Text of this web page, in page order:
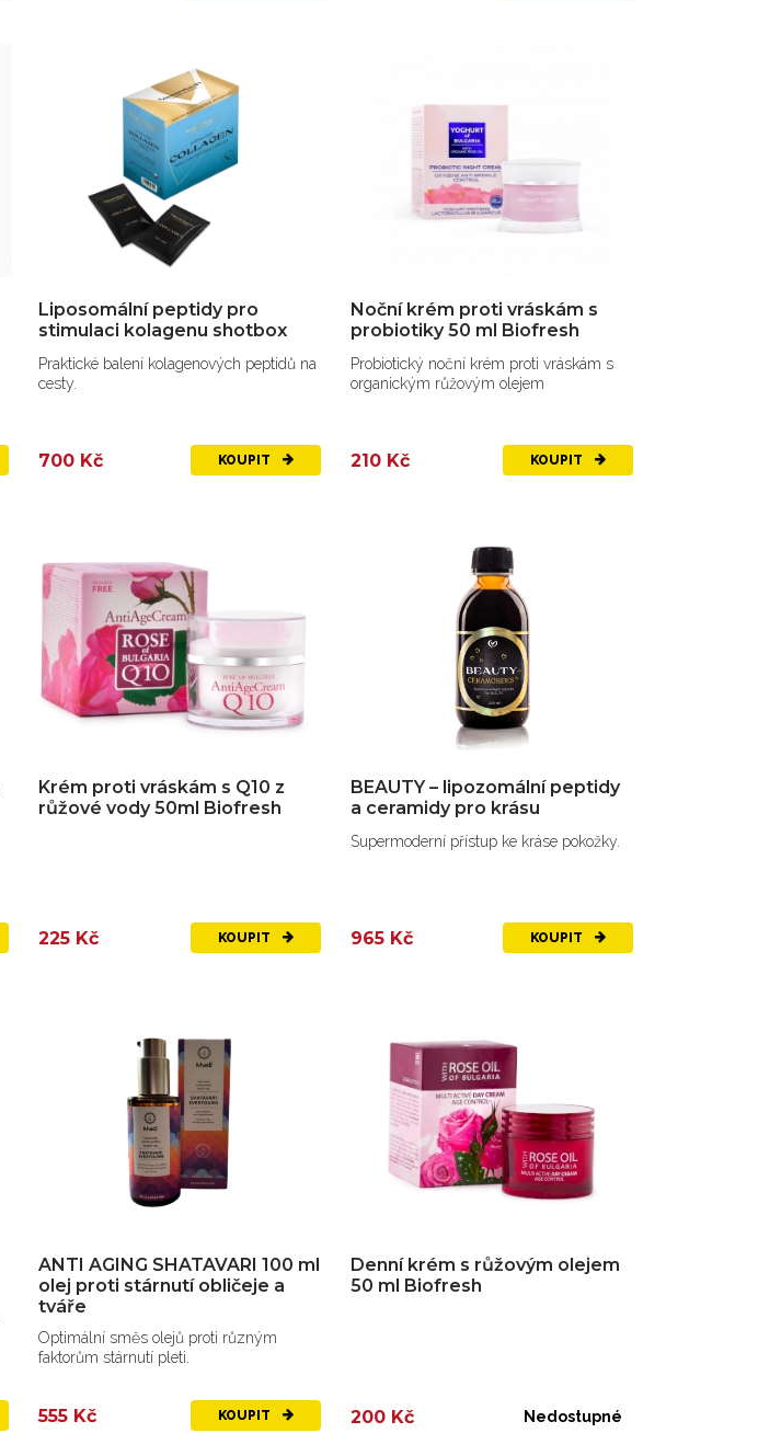
Liposomální peptidy pro
stimulaci kolagenu shotbox
Praktické balení kolagenových peptidů na
cesty.
700 Kč KOUPIT
Noční krém proti vráskám s
probiotiky 50 ml Biofresh
Probiotický noční krém proti vráskám s
organickým růžovým olejem
210 Kč KOUPIT
Krém proti vráskám s Q10 z
růžové vody 50ml Biofresh
225 Kč KOUPIT
BEAUTY – lipozomální peptidy
a ceramidy pro krásu
Supermoderní přístup ke kráse pokožky.
965 Kč KOUPIT
ANTI AGING SHATAVARI 100 ml
olej proti stárnutí obličeje a
tváře
Optimální směs olejů proti různým
faktorům stárnutí pleti.
555 Kč KOUPIT
Denní krém s růžovým olejem
50 ml Biofresh
200 Kč Nedostupné